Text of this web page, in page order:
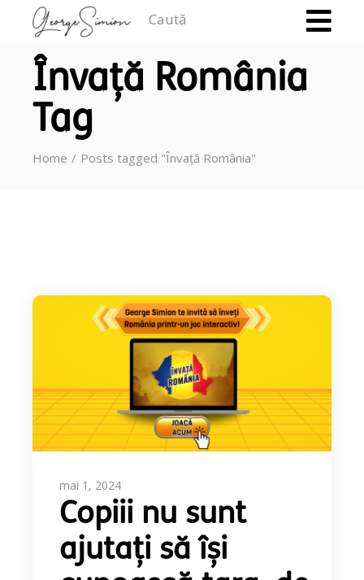
Învață România
Tag
Home Posts tagged "Învață România"
mai 1, 2024
Copiii nu sunt
ajutați să își